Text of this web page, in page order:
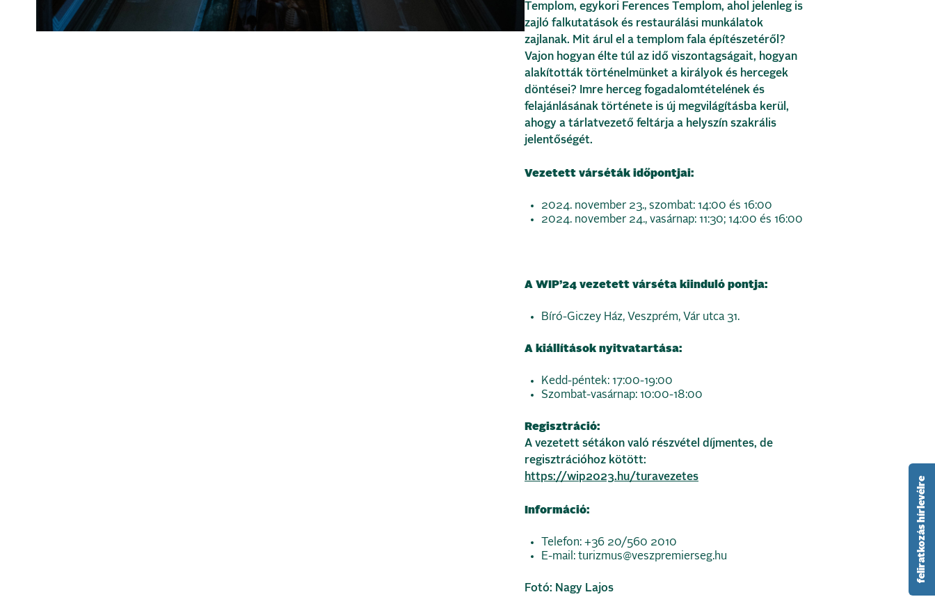
Templom, egykori Ferences Templom, ahol jelenleg is
zajló falkutatások és restaurálási munkálatok
zajlanak. Mit árul el a templom fala építészetéről?
Vajon hogyan élte túl az idő viszontagságait, hogyan
alakították történelmünket a királyok és hercegek
döntései? Imre herceg fogadalomtételének és
felajánlásának története is új megvilágításba kerül,
ahogy a tárlatvezető feltárja a helyszín szakrális
jelentőségét.
Vezetett várséták időpontjai:
2024. november 23., szombat: 14:00 és 16:00
2024. november 24., vasárnap: 11:30; 14:00 és 16:00
A WIP’24 vezetett várséta kiinduló pontja:
Bíró-Giczey Ház, Veszprém, Vár utca 31.
A kiállítások nyitvatartása:
Kedd-péntek: 17:00-19:00
Szombat-vasárnap: 10:00-18:00
Regisztráció:
A vezetett sétákon való részvétel díjmentes, de
regisztrációhoz kötött:
https://wip2023.hu/turavezetes
Információ:
Telefon: +36 20/560 2010
E-mail: turizmus@veszpremierseg.hu
Fotó: Nagy Lajos
feliratkozás hírlevélre